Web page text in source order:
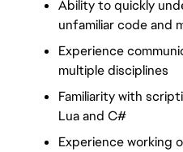
Ability to quickly
unfamiliar code and
Experience
multiple disciplines
Familiarity with
Lua and C#
Experience working